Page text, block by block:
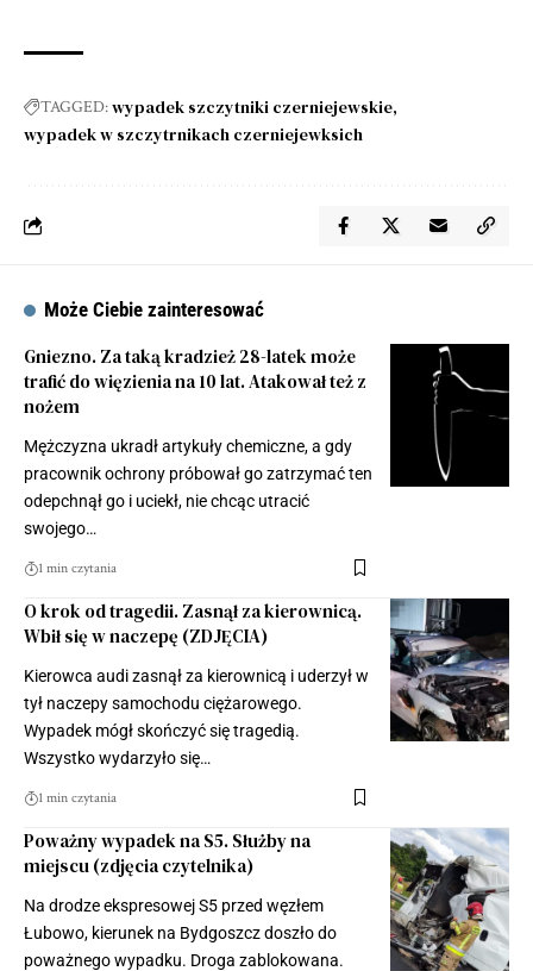
TAGGED:wypadek szczytniki czerniejewskie
wypadek w szczytrnikach czerniejewksich
Może Ciebie zainteresować
Gniezno. Za taką kradzież 28-latek może
trafić do więzienia na 10 lat. Atakował też z
nożem
Mężczyzna ukradł artykuły chemiczne, a gdy
pracownik ochrony próbował go zatrzymać ten
odepchnął go i uciekł, nie chcąc utracić
swojego…
1 min czytania
O krok od tragedii. Zasnął za kierownicą.
Wbił się w naczepę (ZDJĘCIA)
Kierowca audi zasnął za kierownicą i uderzył w
tył naczepy samochodu ciężarowego.
Wypadek mógł skończyć się tragedią.
Wszystko wydarzyło się…
1 min czytania
Poważny wypadek na S5. Służby na
miejscu (zdjęcia czytelnika)
Na drodze ekspresowej S5 przed węzłem
Łubowo, kierunek na Bydgoszcz doszło do
poważnego wypadku. Droga zablokowana.